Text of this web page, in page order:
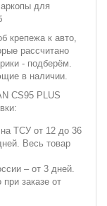
для
крепежа к авто,
рассчитано
- подберём.
в наличии.
CS95 PLUS
ТСУ от 12 до 36
Весь товар
– от 3 дней.
заказе от